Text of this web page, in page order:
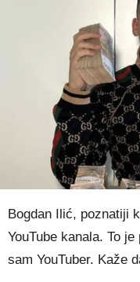
Bogdan Ilić, poznatiji
YouTube kanala. To
sam YouTuber. Kaže